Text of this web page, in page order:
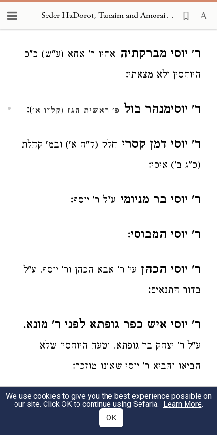
Seder HaDorot, Tanaim and Amoraim 1960
ר' יוסי מברקתיה אחיו ר' אחא (ע"ש) כ"כ
היוחסין ולא מצאתי:
ר' יוסימנהר בול פ' ראשית הגז (קל"ו א')
:
ר' יוסי דמן קסרי חלק (ק"ח א') ובמ' קהלת
(כ"ג ב') איסי:
ר' יוסי בר מניומי ע"ל ר' יוסף:
ר' יוסי המבוסי:
ר' יוסי הכהן עי' ר' אבא הכהן ור' יוסף. ע"ל
בדור התנאים:
ר' יוסי איש כפר גופתא לפני ר' מונא.
ע"ל ר' יצחק בר גופתא. וטעה היוחסין שלא
הביאו והביא ר' יוסי שאינו מוזכר:
ר' יוסי בר חנן עי' יוסף ואבא יוסי בר חנן:
We use cookies to give you the best experience possible on
our site. Click OK to continue using Sefaria. Learn More.
OK